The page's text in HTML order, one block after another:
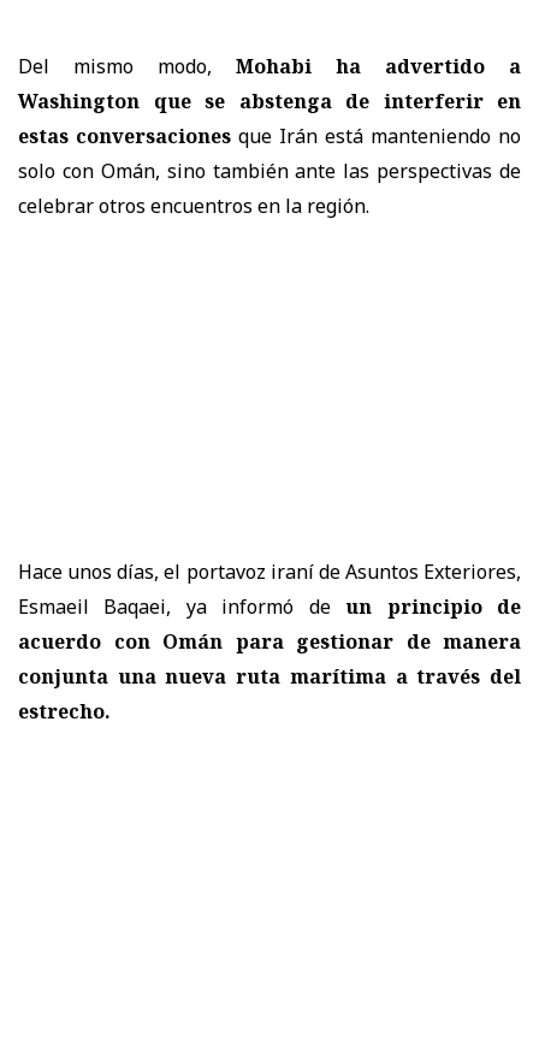
Del mismo modo, Mohabi ha advertido a
Washington que se abstenga de interferir en
estas conversaciones que Irán está manteniendo no
solo con Omán, sino también ante las perspectivas de
celebrar otros encuentros en la región.
Hace unos días, el portavoz iraní de Asuntos Exteriores,
Esmaeil Baqaei, ya informó deun principio de
acuerdo con Omán para gestionar de manera
conjunta una nueva ruta marítima a través del
estrecho.